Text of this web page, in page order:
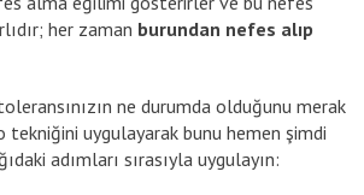
her zaman burundan nefes alıp
ne durumda olduğunu merak
tekniğini uygulayarak bunu hemen şimdi
adımları sırasıyla uygulayın: